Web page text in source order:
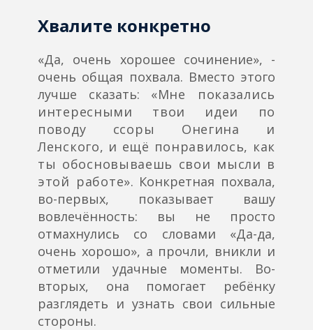
Хвалите конкретно
«Да, очень хорошее сочинение», -
очень общая похвала. Вместо этого
лучше сказать: «Мне показались
интересными твои идеи по
поводу ссоры Онегина и
Ленского, и ещё понравилось, как
ты обосновываешь свои мысли в
этой работе». Конкретная похвала,
во-первых, показывает вашу
вовлечённость: вы не просто
отмахнулись со словами «Да-да,
очень хорошо», а прочли, вникли и
отметили удачные моменты. Во-
вторых, она помогает ребёнку
разглядеть и узнать свои сильные
стороны.